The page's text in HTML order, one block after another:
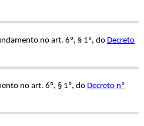
no art. 6º, § 1º, do Decreto
no art. 6º, § 1º, do Decreto nº